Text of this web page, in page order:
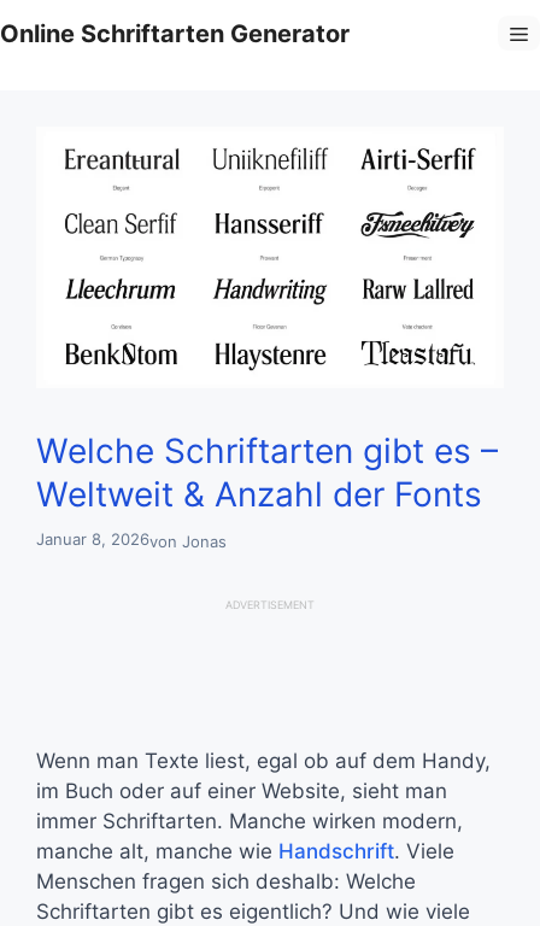
Inhalt
Online Schriftarten Generator
Welche Schriftarten gibt es –
Weltweit & Anzahl der Fonts
Januar 8, 2026von Jonas
ADVERTISEMENT
Wenn man Texte liest, egal ob auf dem Handy,
im Buch oder auf einer Website, sieht man
immer Schriftarten. Manche wirken modern,
manche alt, manche wie Handschrift. Viele
Menschen fragen sich deshalb: Welche
Schriftarten gibt es eigentlich? Und wie viele